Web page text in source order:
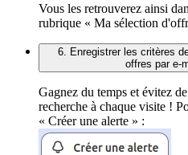
Vous les retrouverez ainsi
rubrique « Ma sélection
6. Enregistrer les critères
offres par e-
Gagnez du temps et évitez
recherche à chaque visite !
« Créer une alerte » :